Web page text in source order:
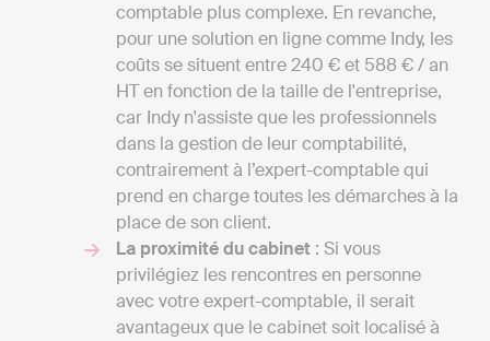
comptable plus complexe. En revanche,
pour une solution en ligne comme Indy, les
coûts se situent entre 240 € et 588 € / an
HT en fonction de la taille de l'entreprise,
car Indy n'assiste que les professionnels
dans la gestion de leur comptabilité,
contrairement à l’expert-comptable qui
prend en charge toutes les démarches à la
place de son client.
La proximité du cabinet : Si vous
privilégiez les rencontres en personne
avec votre expert-comptable, il serait
avantageux que le cabinet soit localisé à